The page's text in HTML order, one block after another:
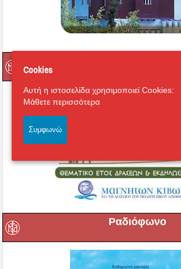
Ραδιόφωνο
Cookies
Αυτή η ιστοσελίδα χρησιμοποιεί Cookies:
Μάθετε περισσότερα
Συμφωνώ